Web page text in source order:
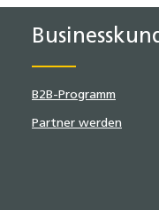
B2B-Programm
Partner werden